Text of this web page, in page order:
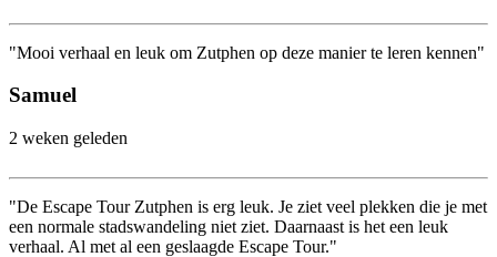
"Mooi verhaal en leuk om Zutphen op deze manier te leren kennen"
Samuel
2 weken geleden
"De Escape Tour Zutphen is erg leuk. Je ziet veel plekken die je met
een normale stadswandeling niet ziet. Daarnaast is het een leuk
verhaal. Al met al een geslaagde Escape Tour."